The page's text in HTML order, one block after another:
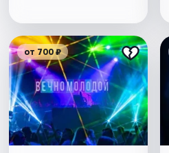
от 700 ₽